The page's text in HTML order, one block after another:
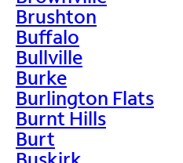
Brushton
Buffalo
Bullville
Burke
Burlington Flats
Burnt Hills
Burt